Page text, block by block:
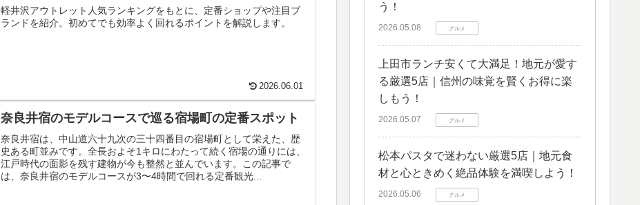
軽井沢アウトレット人気ランキングをもとに、定番ショップや注目ブ
ランドを紹介。初めてでも効率よく回れるポイントを解説します。
2026.06.01
奈良井宿のモデルコースで巡る宿場町の定番スポット
奈良井宿は、中山道六十九次の三十四番目の宿場町として栄えた、歴
史ある町並みです。全長およそ1キロにわたって続く宿場の通りには、
江戸時代の面影を残す建物が今も整然と並んでいます。この記事で
は、奈良井宿のモデルコースが3〜4時間で回れる定番観光...
う！
2026.05.08 グルメ
上田市ランチ安くて大満足！地元が愛す
る厳選5店｜信州の味覚を賢くお得に楽
しもう！
2026.05.07 グルメ
松本パスタで迷わない厳選5店｜地元食
材と心ときめく絶品体験を満喫しよう！
2026.05.06 グルメ